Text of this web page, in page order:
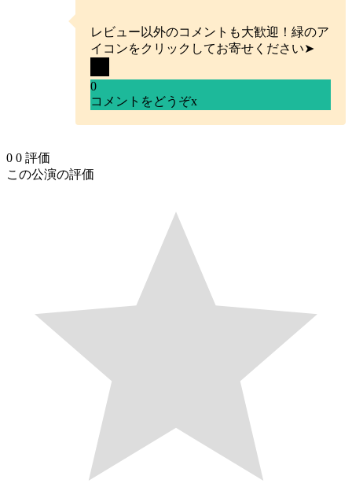
レビュー以外のコメントも大歓迎！緑のア
イコンをクリックしてお寄せください➤
0
コメントをどうぞx
0 0 評価
この公演の評価